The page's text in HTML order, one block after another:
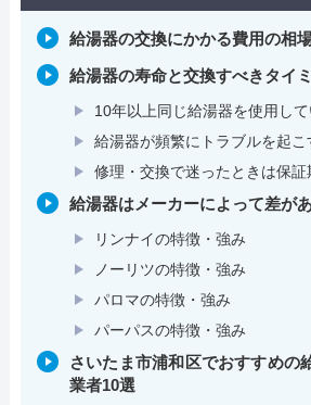
給湯器の交換にかかる費用の相
給湯器の寿命と交換すべきタイ
10年以上同じ給湯器を使用して
給湯器が頻繁にトラブルを起こ
修理・交換で迷ったときは保証
給湯器はメーカーによって差が
リンナイの特徴・強み
ノーリツの特徴・強み
パロマの特徴・強み
パーパスの特徴・強み
さいたま市浦和区でおすすめの
業者10選